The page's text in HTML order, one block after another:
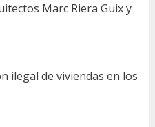
Marc Riera Guix y
ilegal de viviendas en los